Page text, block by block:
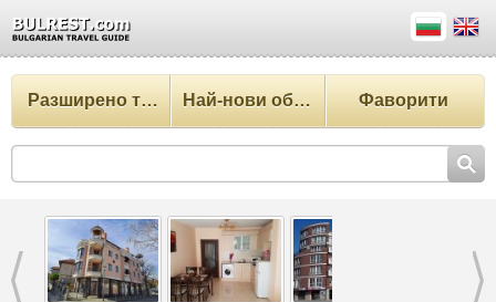
Разширено търсене Най-нови обекти Фаворити